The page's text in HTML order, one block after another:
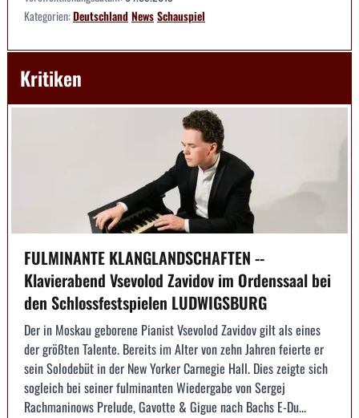
Kategorien:DeutschlandNewsSchauspiel
Kritiken
FULMINANTE KLANGLANDSCHAFTEN --
Klavierabend Vsevolod Zavidov im Ordenssaal bei
den Schlossfestspielen LUDWIGSBURG
Der in Moskau geborene Pianist Vsevolod Zavidov gilt als eines
der größten Talente. Bereits im Alter von zehn Jahren feierte er
sein Solodebüt in der New Yorker Carnegie Hall. Dies zeigte sich
sogleich bei seiner fulminanten Wiedergabe von Sergej
Rachmaninows Prelude, Gavotte & Gigue nach Bachs E-Du...